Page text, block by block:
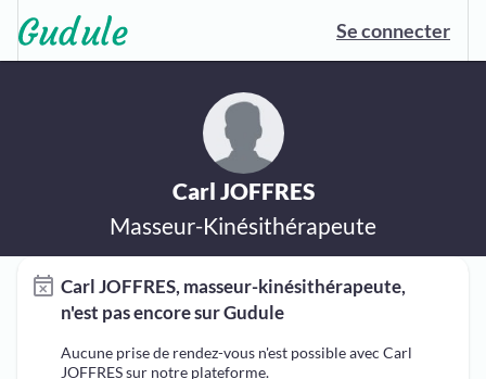
Se connecter
Carl JOFFRES
Masseur-Kinésithérapeute
Carl JOFFRES, masseur-kinésithérapeute,
n'est pas encore sur Gudule
Aucune prise de rendez-vous n'est possible avec Carl
JOFFRES sur notre plateforme.